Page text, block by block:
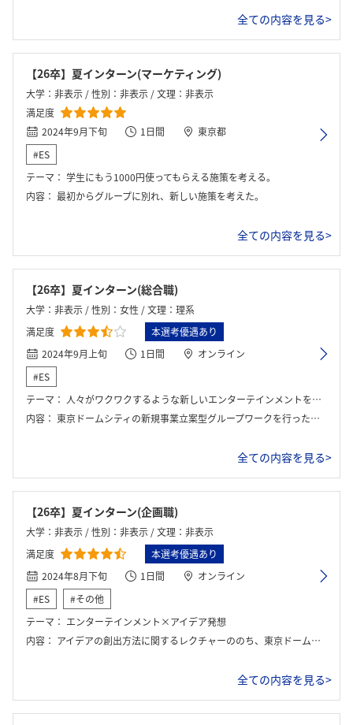
全ての内容を見る>
【26卒】夏インターン(マーケティング)
大学：非表示 / 性別：非表示 / 文理：非表示
満足度
2024年9月下旬
1日間
東京都
#ES
テーマ： 学生にもう1000円使ってもらえる施策を考える。
内容： 最初からグループに別れ、新しい施策を考えた。
全ての内容を見る>
【26卒】夏インターン(総合職)
大学：非表示 / 性別：女性 / 文理：理系
満足度
本選考優遇あり
2024年9月上旬
1日間
オンライン
#ES
テーマ： 人々がワクワクするような新しいエンターテインメントを創造せよ
内容： 東京ドームシティの新規事業立案型グループワークを行った。初めに会社説明や、アイデアの生み出し方に関するミニ講義などがあり、東京ドームの仕事について解像度が高まった。ワークでは、既存の価値と東京ドームシティを掛け合わせてアイデアを生み出すグループワークを行い、最後に発表した。
全ての内容を見る>
【26卒】夏インターン(企画職)
大学：非表示 / 性別：非表示 / 文理：非表示
満足度
本選考優遇あり
2024年8月下旬
1日間
オンライン
#ES
#その他
テーマ： エンターテインメント×アイデア発想
内容： アイデアの創出方法に関するレクチャーののち、東京ドームが手掛ける新規事業を提案する。
全ての内容を見る>